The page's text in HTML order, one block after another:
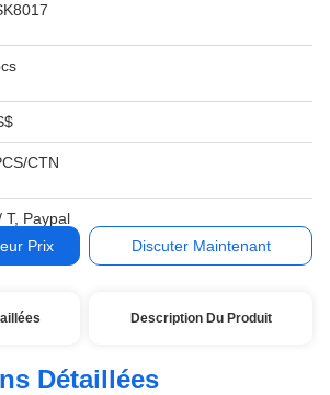
CTN
T, Paypal
Prix
Discuter Maintenant
Description Du Produit
Détaillées